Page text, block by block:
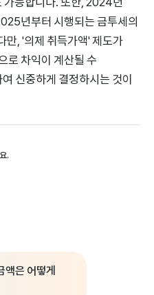
년부터 시행되는 금투세의
만, '의제 취득가액' 제도가
로 차익이 계산될 수
신중하게 결정하시는 것이
.
액은 어떻게